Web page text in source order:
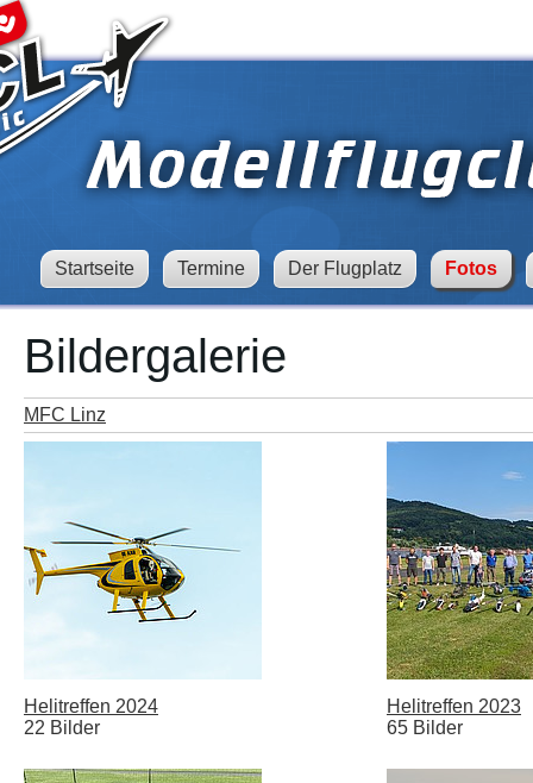
Startseite Termine Der Flugplatz Fotos
Bildergalerie
MFC Linz
Helitreffen 2024
22 Bilder
Helitreffen 2023
65 Bilder